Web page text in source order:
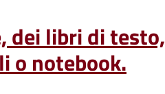
dei libri di testo,
o notebook.